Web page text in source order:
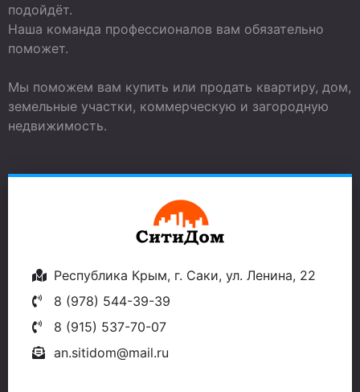
подойдёт.
Наша команда профессионалов вам обязательно
поможет.
Мы поможем вам купить или продать квартиру, дом,
земельные участки, коммерческую и загородную
недвижимость.
Республика Крым, г. Саки, ул. Ленина, 22
8 (978) 544-39-39
8 (915) 537-70-07
an.sitidom@mail.ru